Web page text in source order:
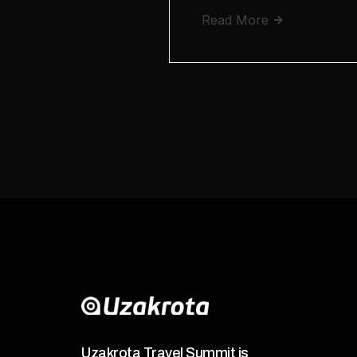
Read More
Uzakrota Travel Summit is